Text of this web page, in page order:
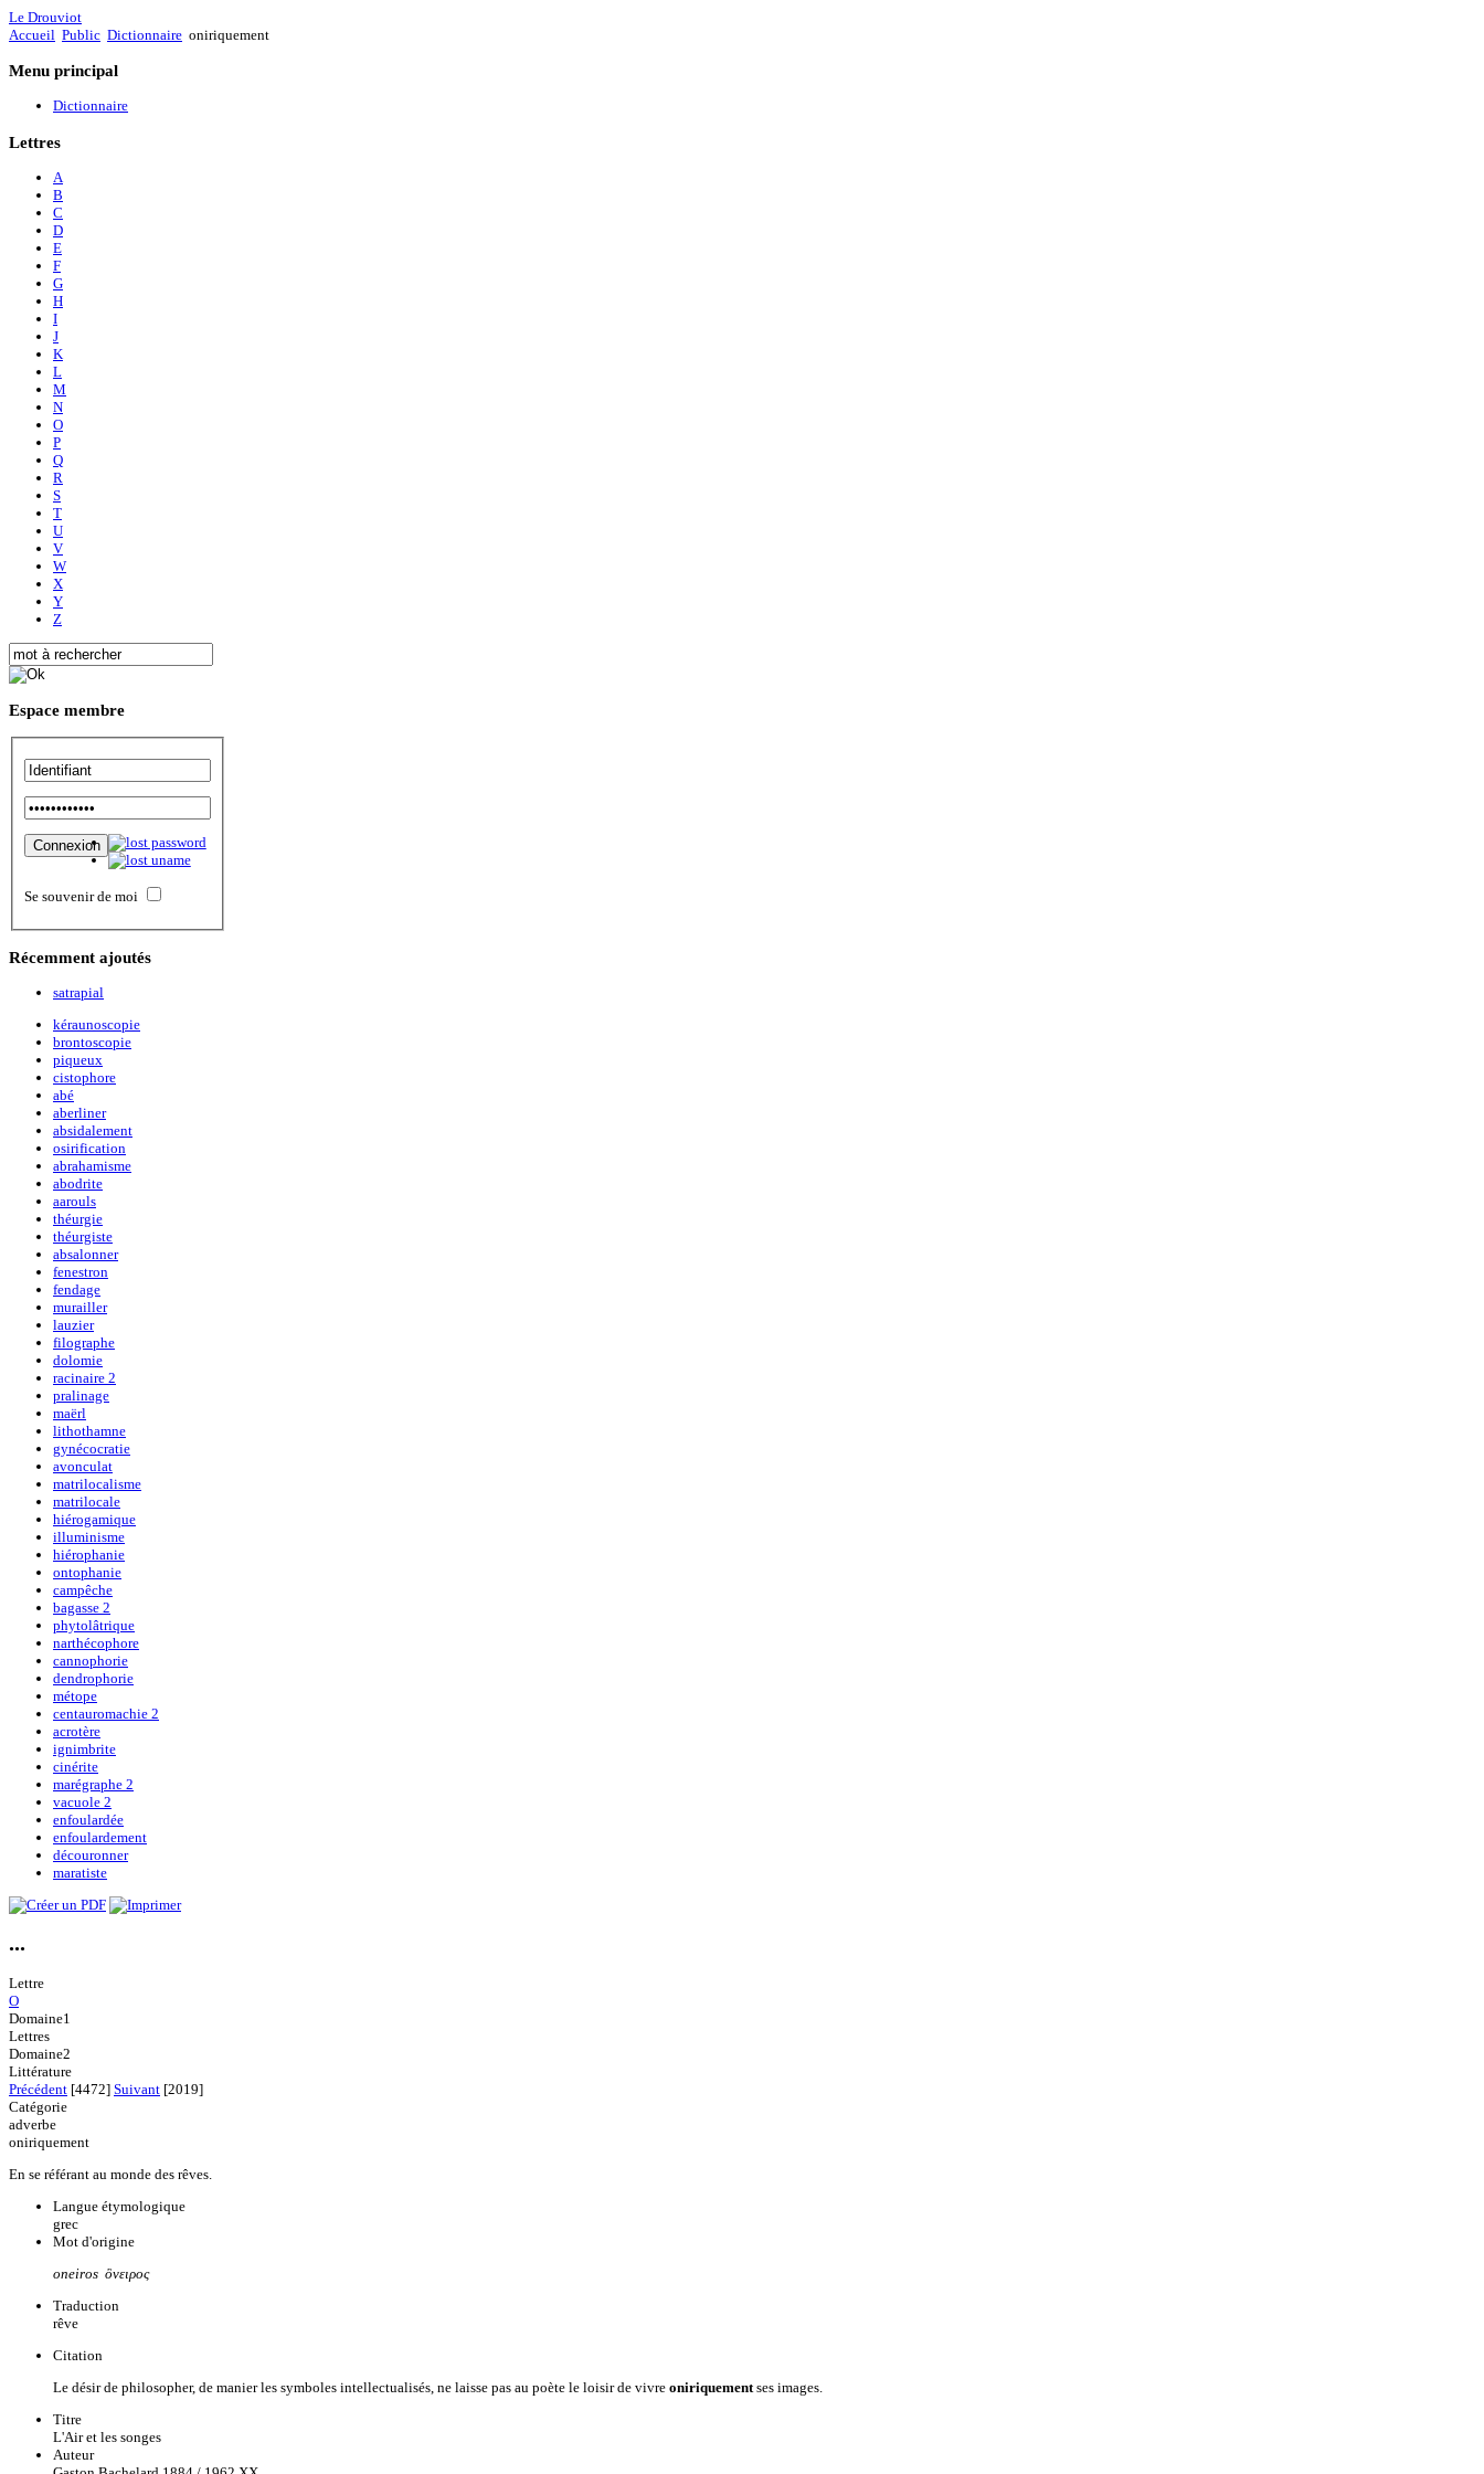
Le Drouviot
Accueil Public Dictionnaire oniriquement
Menu principal
Dictionnaire
Lettres
A
B
C
D
E
F
G
H
I
J
K
L
M
N
O
P
Q
R
S
T
U
V
W
X
Y
Z
Espace membre
Se souvenir de moi
Récemment ajoutés
satrapial
kéraunoscopie
brontoscopie
piqueux
cistophore
abé
aberliner
absidalement
osirification
abrahamisme
abodrite
aarouls
théurgie
théurgiste
absalonner
fenestron
fendage
murailler
lauzier
filographe
dolomie
racinaire 2
pralinage
maërl
lithothamne
gynécocratie
avonculat
matrilocalisme
matrilocale
hiérogamique
illuminisme
hiérophanie
ontophanie
campêche
bagasse 2
phytolâtrique
narthécophore
cannophorie
dendrophorie
métope
centauromachie 2
acrotère
ignimbrite
cinérite
marégraphe 2
vacuole 2
enfoulardée
enfoulardement
découronner
maratiste
...
Lettre
O
Domaine1
Lettres
Domaine2
Littérature
Précédent [4472] Suivant [2019]
Catégorie
adverbe
oniriquement
En se référant au monde des rêves.
Langue étymologique
grec
Mot d'origine
oneiros ὂνειρος
Traduction
rêve
Citation
Le désir de philosopher, de manier les symboles intellectualisés, ne laisse pas au poète le loisir de vivre oniriquement ses images.
Titre
L'Air et les songes
Auteur